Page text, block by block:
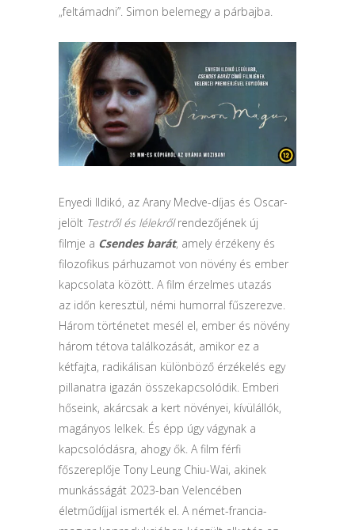
„feltámadni”. Simon belemegy a párbajba.
Enyedi Ildikó, az Arany Medve-díjas és Oscar-
jelölt Testről és lélekrőlrendezőjének új
filmje a Csendes barát, amely érzékeny és
filozofikus párhuzamot von növény és ember
kapcsolata között. A film érzelmes utazás
az időn keresztül, némi humorral fűszerezve.
Három történetet mesél el, ember és növény
három tétova találkozását, amikor ez a
kétfajta, radikálisan különböző érzékelés egy
pillanatra igazán összekapcsolódik. Emberi
hőseink, akárcsak a kert növényei, kívülállók,
magányos lelkek. És épp úgy vágynak a
kapcsolódásra, ahogy ők. A film férfi
főszereplője Tony Leung Chiu-Wai, akinek
munkásságát 2023-ban Velencében
életműdíjjal ismerték el. A német-francia-